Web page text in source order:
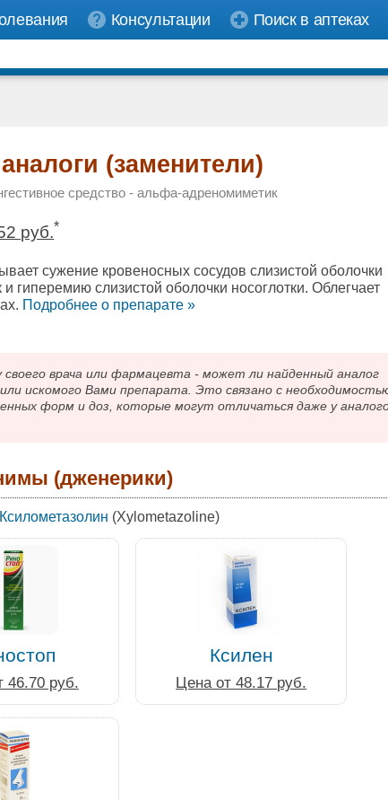
Консультации Поиск в аптеках
(заменители)
средство - альфа-адреномиметик
руб.*
сужение кровеносных сосудов слизистой оболочки
и гиперемию слизистой оболочки носоглотки. Облегчает
Подробнee о препарате »
врача или фармацевта - может ли найденный аналог
искомого Вами препарата. Это связано с
форм и доз, которые могут отличаться даже у
(дженерики)
Ксилометазолин (Xylometazoline)
46.70 руб.
Ксилен
Цена от 48.17 руб.